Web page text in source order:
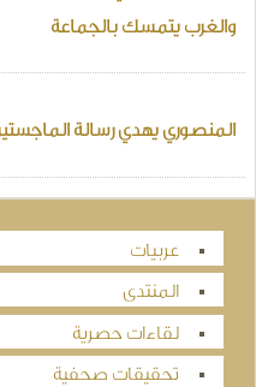
والغرب يتمسك بالجماعة
المنصوري يهدي رسالة
عربيات
المنتدى
لقاءات حصرية
تحقيقات صحفية